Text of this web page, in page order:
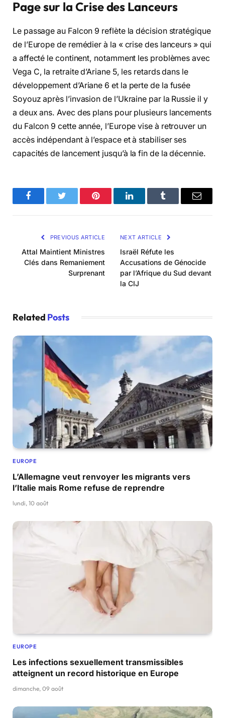
Page sur la Crise des Lanceurs
Le passage au Falcon 9 reflète la décision stratégique
de l’Europe de remédier à la « crise des lanceurs » qui
a affecté le continent, notamment les problèmes avec
Vega C, la retraite d’Ariane 5, les retards dans le
développement d’Ariane 6 et la perte de la fusée
Soyouz après l’invasion de l’Ukraine par la Russie il y
a deux ans. Avec des plans pour plusieurs lancements
du Falcon 9 cette année, l’Europe vise à retrouver un
accès indépendant à l’espace et à stabiliser ses
capacités de lancement jusqu’à la fin de la décennie.
FacebookTwitter Pinterest LinkedInTumblr Email
PREVIOUS ARTICLE
Attal Maintient Ministres
Clés dans Remaniement
Surprenant
NEXT ARTICLE
Israël Réfute les
Accusations de Génocide
par l’Afrique du Sud devant
la CIJ
Related Posts
EUROPE
L’Allemagne veut renvoyer les migrants vers
l’Italie mais Rome refuse de reprendre
lundi, 10 août
EUROPE
Les infections sexuellement transmissibles
atteignent un record historique en Europe
dimanche, 09 août